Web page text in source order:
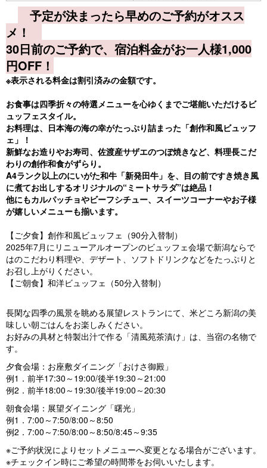
予定が決まったら早めのご予約がオスス
メ！
30日前のご予約で、宿泊料金がお一人様1,000
円OFF！
※表示される料金は割引済みの金額です。
お食事は四季折々の特選メニューを心ゆくまでご堪能いただけるビ
ュッフェスタイル。
お料理は、日本海の海の幸がたっぷり詰まった「創作和風ビュッフ
ェ」！
新鮮なお造りやお寿司、佐渡産サザエのつぼ焼きなど、料理長こだ
わりの創作和食がずらり。
A4ランク以上のにいがた和牛「新発田牛」を、目の前ですき焼き風
に煮てお出しするオリジナルの“ミートサラダ”は絶品！
他にもカルパッチョやビーフシチュー、スイーツコーナーやお子様
が嬉しいメニューも揃います。
【ご夕食】創作和風ビュッフェ（90分入替制）
2025年7月にリニューアルオープンのビュッフェ会場で新潟ならで
はのこだわり料理や、デザート、ソフトドリンクなどをたっぷりと
お召し上がりください。
【ご朝食】和洋ビュッフェ（50分入替制）
長閑な四季の風景を眺める展望レストランにて、米どころ新潟の美
味しい朝ごはんをお楽しみください。
お好みの具材と特製出汁で作る「清風苑茶漬け」は、当宿の名物で
す。
夕食会場：お座敷ダイニング「おけさ御殿」
例1．前半17:30～19:00/後半19:30～21:00
例2．前半18:00～19:30/後半19:00～20:30
朝食会場：展望ダイニング「曙光」
例1．7:00～7:50/8:00～8:50
例2．7:00～7:50/8:00～8:50/8:45～9:35
※ご予約状況によりセットメニューへ変更となる場合がございます。
※チェックイン時にご希望の時間帯をお伺いいたします。